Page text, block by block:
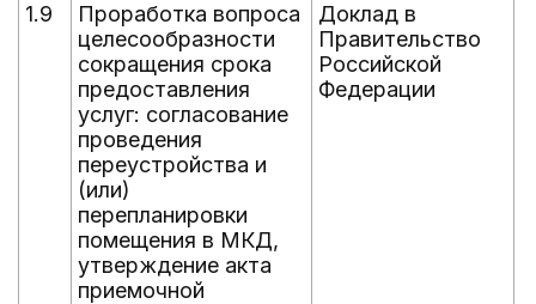
1.9
Проработка вопроса
целесообразности
сокращения срока
предоставления
услуг: согласование
проведения
переустройства и
(или)
перепланировки
помещения в МКД,
утверждение акта
приемочной
Доклад в
Правительство
Российской
Федерации